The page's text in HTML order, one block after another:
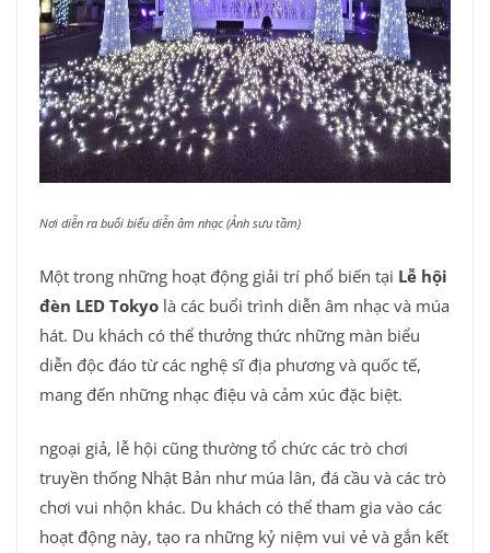
Nơi diễn ra buổi biểu diễn âm nhạc (Ảnh sưu tầm)
Một trong những hoạt động giải trí phổ biến tại Lễ hội
đèn LED Tokyo là các buổi trình diễn âm nhạc và múa
hát. Du khách có thể thưởng thức những màn biểu
diễn độc đáo từ các nghệ sĩ địa phương và quốc tế,
mang đến những nhạc điệu và cảm xúc đặc biệt.
ngoại giả, lễ hội cũng thường tổ chức các trò chơi
truyền thống Nhật Bản như múa lân, đá cầu và các trò
chơi vui nhộn khác. Du khách có thể tham gia vào các
hoạt động này, tạo ra những kỷ niệm vui vẻ và gắn kết